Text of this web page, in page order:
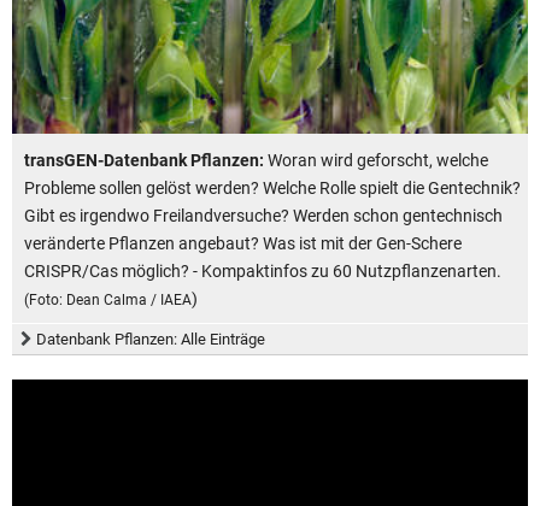
transGEN-Datenbank Pflanzen: Woran wird geforscht, welche
Probleme sollen gelöst werden? Welche Rolle spielt die Gentechnik?
Gibt es irgendwo Freilandversuche? Werden schon gentechnisch
veränderte Pflanzen angebaut? Was ist mit der Gen-Schere
CRISPR/Cas möglich? - Kompaktinfos zu 60 Nutzpflanzenarten.
(Foto: Dean Calma / IAEA)
Datenbank Pflanzen: Alle Einträge